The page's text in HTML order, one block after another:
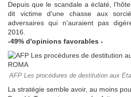
Depuis que le scandale a éclaté,
dit victime d'une chasse aux
adversaires qui n'auraient pas
2016.
-49% d'opinions favorables -
AFP Les procédures de destitution aux
La stratégie semble avoir, au moins